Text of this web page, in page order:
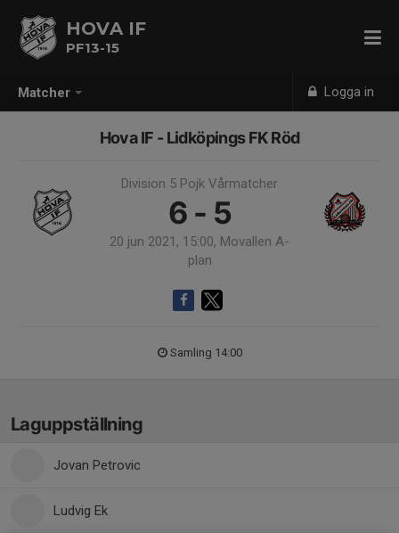
Matcher Logga in
HOVA IF
PF13-15
Hova IF - Lidköpings FK Röd
Division 5 Pojk Vårmatcher
6 - 5
20 jun 2021, 15:00, Movallen A-
plan
Samling 14:00
Laguppställning
Jovan Petrovic
Ludvig Ek